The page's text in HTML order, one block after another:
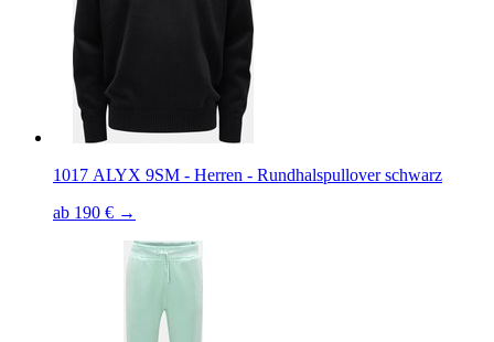
1017 ALYX 9SM - Herren - Rundhalspullover schwarz
ab 190 € →